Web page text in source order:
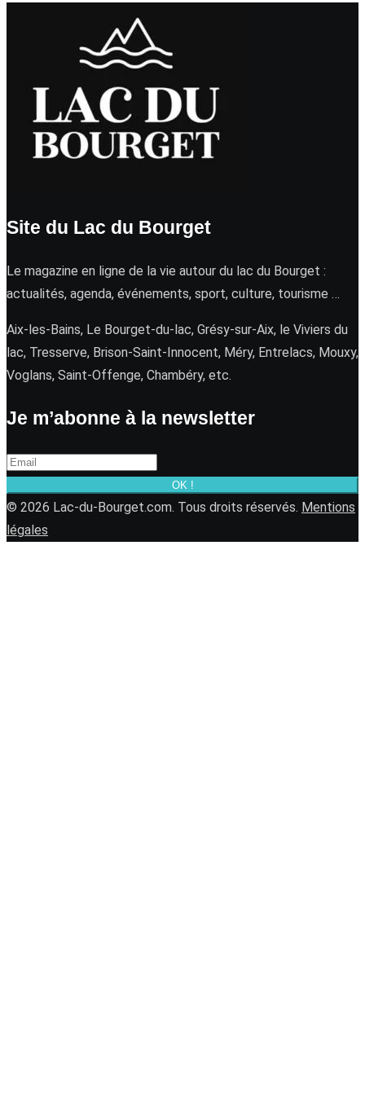
Site du Lac du Bourget
Le magazine en ligne de la vie autour du lac du Bourget :
actualités, agenda, événements, sport, culture, tourisme …
Aix-les-Bains, Le Bourget-du-lac, Grésy-sur-Aix, le Viviers du
lac, Tresserve, Brison-Saint-Innocent, Méry, Entrelacs, Mouxy,
Voglans, Saint-Offenge, Chambéry, etc.
Je m’abonne à la newsletter
OK !
© 2026 Lac-du-Bourget.com. Tous droits réservés. Mentions
légales